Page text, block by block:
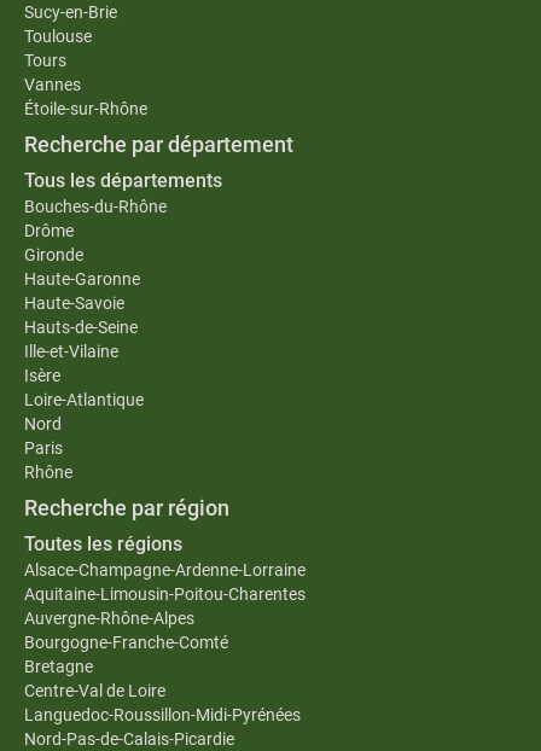
Sucy-en-Brie
Toulouse
Tours
Vannes
Étoile-sur-Rhône
Recherche par département
Tous les départements
Bouches-du-Rhône
Drôme
Gironde
Haute-Garonne
Haute-Savoie
Hauts-de-Seine
Ille-et-Vilaine
Isère
Loire-Atlantique
Nord
Paris
Rhône
Recherche par région
Toutes les régions
Alsace-Champagne-Ardenne-Lorraine
Aquitaine-Limousin-Poitou-Charentes
Auvergne-Rhône-Alpes
Bourgogne-Franche-Comté
Bretagne
Centre-Val de Loire
Languedoc-Roussillon-Midi-Pyrénées
Nord-Pas-de-Calais-Picardie